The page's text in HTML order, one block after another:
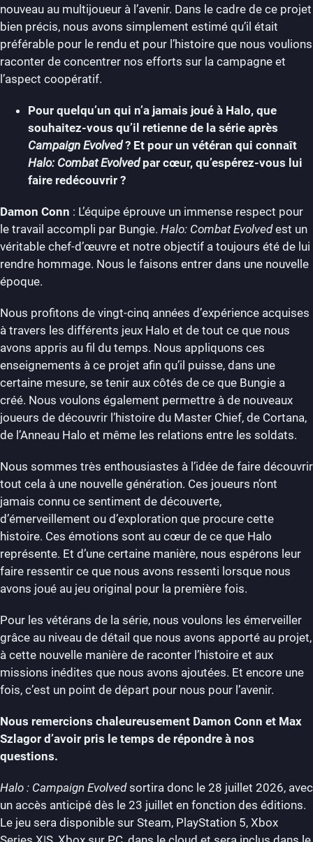
nouveau au multijoueur à l’avenir. Dans le cadre de ce projet
bien précis, nous avons simplement estimé qu’il était
préférable pour le rendu et pour l’histoire que nous voulions
raconter de concentrer nos efforts sur la campagne et
l’aspect coopératif.
Pour quelqu’un qui n’a jamais joué à Halo, que
souhaitez-vous qu’il retienne de la série après
Campaign Evolved? Et pour un vétéran qui connaît
Halo: Combat Evolvedpar cœur, qu’espérez-vous lui
faire redécouvrir ?
Damon Conn : L’équipe éprouve un immense respect pour
le travail accompli par Bungie. Halo: Combat Evolvedest un
véritable chef-d’œuvre et notre objectif a toujours été de lui
rendre hommage. Nous le faisons entrer dans une nouvelle
époque.
Nous profitons de vingt-cinq années d’expérience acquises
à travers les différents jeux Halo et de tout ce que nous
avons appris au fil du temps. Nous appliquons ces
enseignements à ce projet afin qu’il puisse, dans une
certaine mesure, se tenir aux côtés de ce que Bungie a
créé. Nous voulons également permettre à de nouveaux
joueurs de découvrir l’histoire du Master Chief, de Cortana,
de l’Anneau Halo et même les relations entre les soldats.
Nous sommes très enthousiastes à l’idée de faire découvrir
tout cela à une nouvelle génération. Ces joueurs n’ont
jamais connu ce sentiment de découverte,
d’émerveillement ou d’exploration que procure cette
histoire. Ces émotions sont au cœur de ce que Halo
représente. Et d’une certaine manière, nous espérons leur
faire ressentir ce que nous avons ressenti lorsque nous
avons joué au jeu original pour la première fois.
Pour les vétérans de la série, nous voulons les émerveiller
grâce au niveau de détail que nous avons apporté au projet,
à cette nouvelle manière de raconter l’histoire et aux
missions inédites que nous avons ajoutées. Et encore une
fois, c’est un point de départ pour nous pour l’avenir.
Nous remercions chaleureusement Damon Conn et Max
Szlagor d’avoir pris le temps de répondre à nos
questions.
Halo : Campaign Evolvedsortira donc le 28 juillet 2026, avec
un accès anticipé dès le 23 juillet en fonction des éditions.
Le jeu sera disponible sur Steam, PlayStation 5, Xbox